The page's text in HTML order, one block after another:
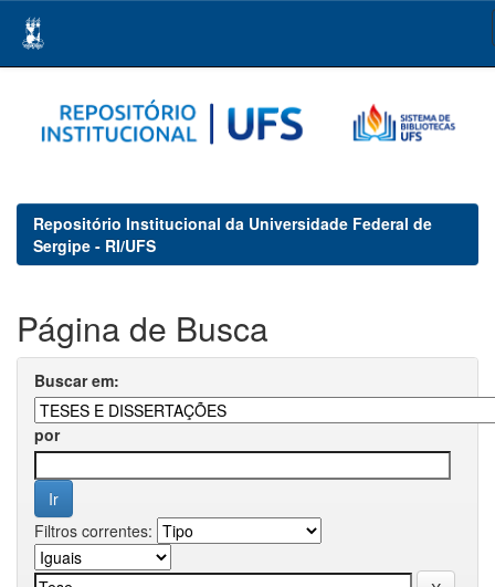
navigation
Repositório Institucional da Universidade Federal de
Sergipe - RI/UFS
Página de Busca
Buscar em:
por
Filtros correntes: